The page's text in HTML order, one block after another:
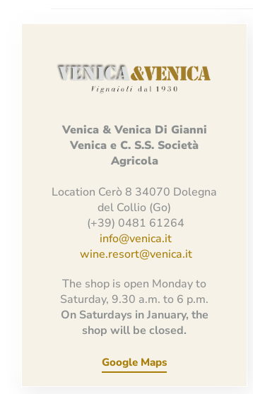
Venica &Venica Di Gianni
VenicaeC. S.S. Società
Agricola
Location Cerò 8 34070 Dolegna
del Collio (Go)
(+39) 0481 61264
info@venica.it
wine.resort@venica.it
The shop is open Monday to
Saturday, 9.30 a.m. to 6 p.m.
On Saturdays in January, the
shop will be closed.
Google Maps